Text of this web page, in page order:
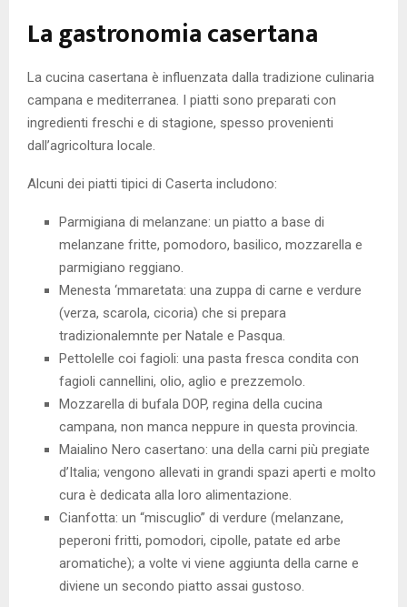
La gastronomia casertana
La cucina casertana è influenzata dalla tradizione culinaria
campana e mediterranea. I piatti sono preparati con
ingredienti freschi e di stagione, spesso provenienti
dall’agricoltura locale.
Alcuni dei piatti tipici di Caserta includono:
Parmigiana di melanzane: un piatto a base di
melanzane fritte, pomodoro, basilico, mozzarella e
parmigiano reggiano.
Menesta ‘mmaretata: una zuppa di carne e verdure
(verza, scarola, cicoria) che si prepara
tradizionalemnte per Natale e Pasqua.
Pettolelle coi fagioli: una pasta fresca condita con
fagioli cannellini, olio, aglio e prezzemolo.
Mozzarella di bufala DOP, regina della cucina
campana, non manca neppure in questa provincia.
Maialino Nero casertano: una della carni più pregiate
d’Italia; vengono allevati in grandi spazi aperti e molto
cura è dedicata alla loro alimentazione.
Cianfotta: un “miscuglio” di verdure (melanzane,
peperoni fritti, pomodori, cipolle, patate ed arbe
aromatiche); a volte vi viene aggiunta della carne e
diviene un secondo piatto assai gustoso.